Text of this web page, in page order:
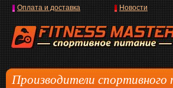
Оплата и доставка Новости
Производители спортивного